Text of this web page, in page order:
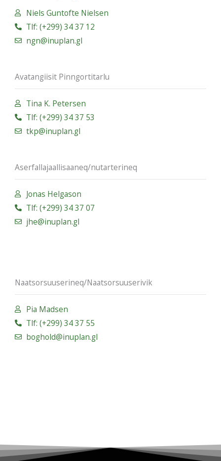
Niels Guntofte Nielsen
Tlf: (+299) 34 37 12
ngn@inuplan.gl
Avatangiisit Pinngortitarlu
Tina K. Petersen
Tlf: (+299) 34 37 53
tkp@inuplan.gl
Aserfallajaallisaaneq/nutarterineq
Jonas Helgason
Tlf: (+299) 34 37 07
jhe@inuplan.gl
Naatsorsuuserineq/Naatsorsuuserivik
Pia Madsen
Tlf: (+299) 34 37 55
boghold@inuplan.gl